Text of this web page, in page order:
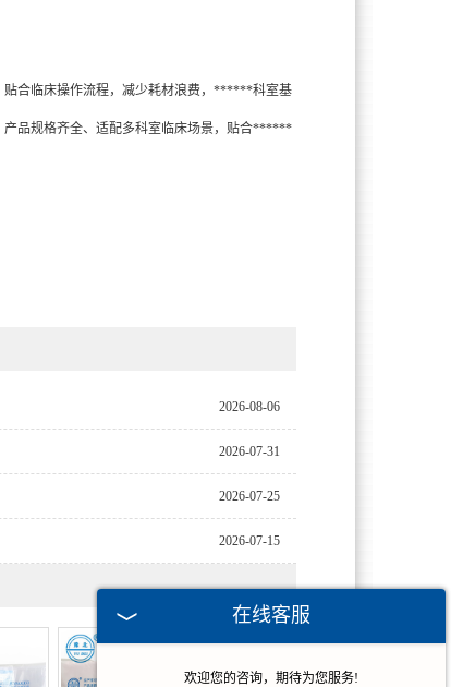
合临床操作流程，减少耗材浪费，******科室基
产品规格齐全、适配多科室临床场景，贴合******
2026-08-06
2026-07-31
2026-07-25
2026-07-15
在线客服
欢迎您的咨询，期待为您服务!